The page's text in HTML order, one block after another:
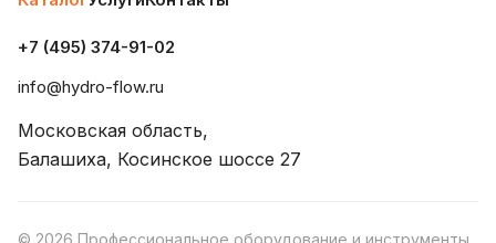
+7 (495) 374-91-02
info@hydro-flow.ru
Московская область,
Балашиха, Косинское шоссе 27
© 2026 Профессиональное оборудование и инструменты.